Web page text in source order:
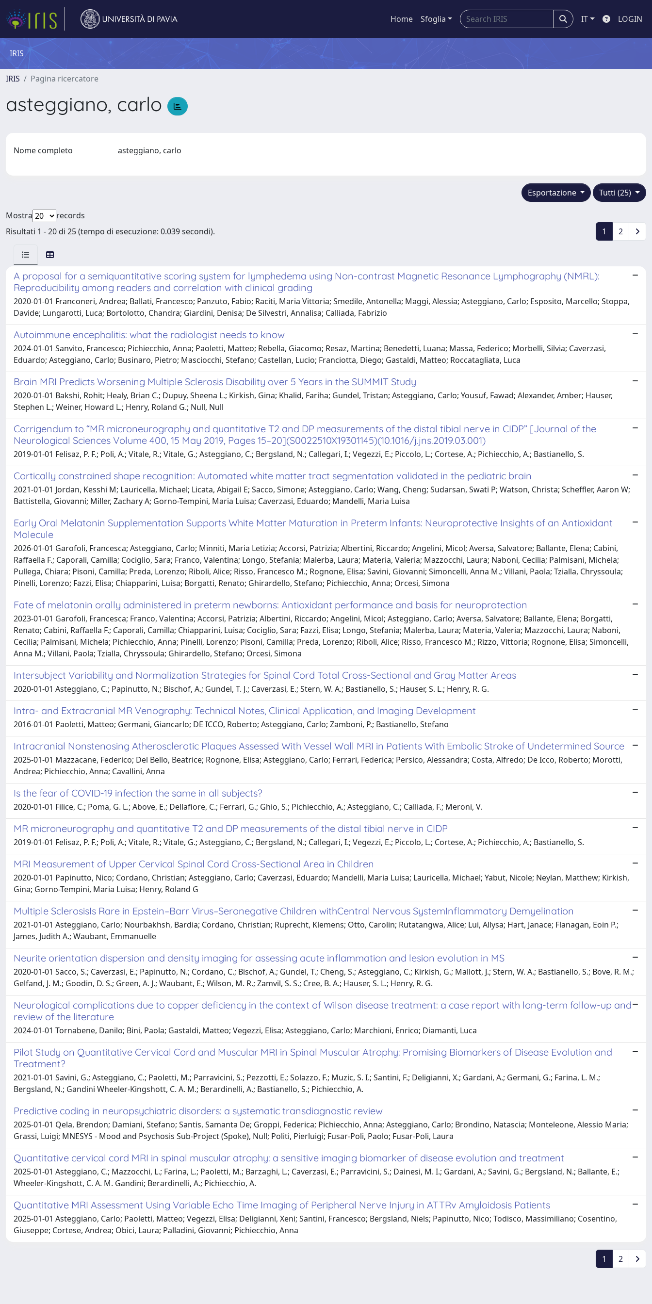
Home Sfoglia IT LOGIN
IRIS
IRIS Pagina ricercatore
asteggiano, carlo
Nome completo asteggiano, carlo
Tutti (25)
Esportazione
Mostra
records
Risultati 1 - 20 di 25 (tempo di esecuzione: 0.039 secondi).
1 2
A proposal for a semiquantitative scoring system for lymphedema using Non-contrast Magnetic Resonance Lymphography (NMRL):
Reproducibility among readers and correlation with clinical grading
2020-01-01 Franconeri, Andrea; Ballati, Francesco; Panzuto, Fabio; Raciti, Maria Vittoria; Smedile, Antonella; Maggi, Alessia; Asteggiano, Carlo; Esposito, Marcello; Stoppa,
Davide; Lungarotti, Luca; Bortolotto, Chandra; Giardini, Denisa; De Silvestri, Annalisa; Calliada, Fabrizio
Autoimmune encephalitis: what the radiologist needs to know
2024-01-01 Sanvito, Francesco; Pichiecchio, Anna; Paoletti, Matteo; Rebella, Giacomo; Resaz, Martina; Benedetti, Luana; Massa, Federico; Morbelli, Silvia; Caverzasi,
Eduardo; Asteggiano, Carlo; Businaro, Pietro; Masciocchi, Stefano; Castellan, Lucio; Franciotta, Diego; Gastaldi, Matteo; Roccatagliata, Luca
Brain MRI Predicts Worsening Multiple Sclerosis Disability over 5 Years in the SUMMIT Study
2020-01-01 Bakshi, Rohit; Healy, Brian C.; Dupuy, Sheena L.; Kirkish, Gina; Khalid, Fariha; Gundel, Tristan; Asteggiano, Carlo; Yousuf, Fawad; Alexander, Amber; Hauser,
Stephen L.; Weiner, Howard L.; Henry, Roland G.; Null, Null
Corrigendum to “MR microneurography and quantitative T2 and DP measurements of the distal tibial nerve in CIDP” [Journal of the
Neurological Sciences Volume 400, 15 May 2019, Pages 15–20](S0022510X19301145)(10.1016/j.jns.2019.03.001)
2019-01-01 Felisaz, P. F.; Poli, A.; Vitale, R.; Vitale, G.; Asteggiano, C.; Bergsland, N.; Callegari, I.; Vegezzi, E.; Piccolo, L.; Cortese, A.; Pichiecchio, A.; Bastianello, S.
Cortically constrained shape recognition: Automated white matter tract segmentation validated in the pediatric brain
2021-01-01 Jordan, Kesshi M; Lauricella, Michael; Licata, Abigail E; Sacco, Simone; Asteggiano, Carlo; Wang, Cheng; Sudarsan, Swati P; Watson, Christa; Scheffler, Aaron W;
Battistella, Giovanni; Miller, Zachary A; Gorno-Tempini, Maria Luisa; Caverzasi, Eduardo; Mandelli, Maria Luisa
Early Oral Melatonin Supplementation Supports White Matter Maturation in Preterm Infants: Neuroprotective Insights of an Antioxidant
Molecule
2026-01-01 Garofoli, Francesca; Asteggiano, Carlo; Minniti, Maria Letizia; Accorsi, Patrizia; Albertini, Riccardo; Angelini, Micol; Aversa, Salvatore; Ballante, Elena; Cabini,
Raffaella F.; Caporali, Camilla; Cociglio, Sara; Franco, Valentina; Longo, Stefania; Malerba, Laura; Materia, Valeria; Mazzocchi, Laura; Naboni, Cecilia; Palmisani, Michela;
Pullega, Chiara; Pisoni, Camilla; Preda, Lorenzo; Riboli, Alice; Risso, Francesco M.; Rognone, Elisa; Savini, Giovanni; Simoncelli, Anna M.; Villani, Paola; Tzialla, Chryssoula;
Pinelli, Lorenzo; Fazzi, Elisa; Chiapparini, Luisa; Borgatti, Renato; Ghirardello, Stefano; Pichiecchio, Anna; Orcesi, Simona
Fate of melatonin orally administered in preterm newborns: Antioxidant performance and basis for neuroprotection
2023-01-01 Garofoli, Francesca; Franco, Valentina; Accorsi, Patrizia; Albertini, Riccardo; Angelini, Micol; Asteggiano, Carlo; Aversa, Salvatore; Ballante, Elena; Borgatti,
Renato; Cabini, Raffaella F.; Caporali, Camilla; Chiapparini, Luisa; Cociglio, Sara; Fazzi, Elisa; Longo, Stefania; Malerba, Laura; Materia, Valeria; Mazzocchi, Laura; Naboni,
Cecilia; Palmisani, Michela; Pichiecchio, Anna; Pinelli, Lorenzo; Pisoni, Camilla; Preda, Lorenzo; Riboli, Alice; Risso, Francesco M.; Rizzo, Vittoria; Rognone, Elisa; Simoncelli,
Anna M.; Villani, Paola; Tzialla, Chryssoula; Ghirardello, Stefano; Orcesi, Simona
Intersubject Variability and Normalization Strategies for Spinal Cord Total Cross-Sectional and Gray Matter Areas
2020-01-01 Asteggiano, C.; Papinutto, N.; Bischof, A.; Gundel, T. J.; Caverzasi, E.; Stern, W. A.; Bastianello, S.; Hauser, S. L.; Henry, R. G.
Intra- and Extracranial MR Venography: Technical Notes, Clinical Application, and Imaging Development
2016-01-01 Paoletti, Matteo; Germani, Giancarlo; DE ICCO, Roberto; Asteggiano, Carlo; Zamboni, P.; Bastianello, Stefano
Intracranial Nonstenosing Atherosclerotic Plaques Assessed With Vessel Wall MRI in Patients With Embolic Stroke of Undetermined Source
2025-01-01 Mazzacane, Federico; Del Bello, Beatrice; Rognone, Elisa; Asteggiano, Carlo; Ferrari, Federica; Persico, Alessandra; Costa, Alfredo; De Icco, Roberto; Morotti,
Andrea; Pichiecchio, Anna; Cavallini, Anna
Is the fear of COVID-19 infection the same in all subjects?
2020-01-01 Filice, C.; Poma, G. L.; Above, E.; Dellafiore, C.; Ferrari, G.; Ghio, S.; Pichiecchio, A.; Asteggiano, C.; Calliada, F.; Meroni, V.
MR microneurography and quantitative T2 and DP measurements of the distal tibial nerve in CIDP
2019-01-01 Felisaz, P. F.; Poli, A.; Vitale, R.; Vitale, G.; Asteggiano, C.; Bergsland, N.; Callegari, I.; Vegezzi, E.; Piccolo, L.; Cortese, A.; Pichiecchio, A.; Bastianello, S.
MRI Measurement of Upper Cervical Spinal Cord Cross-Sectional Area in Children
2020-01-01 Papinutto, Nico; Cordano, Christian; Asteggiano, Carlo; Caverzasi, Eduardo; Mandelli, Maria Luisa; Lauricella, Michael; Yabut, Nicole; Neylan, Matthew; Kirkish,
Gina; Gorno-Tempini, Maria Luisa; Henry, Roland G
Multiple SclerosisIs Rare in Epstein–Barr Virus–Seronegative Children withCentral Nervous SystemInflammatory Demyelination
2021-01-01 Asteggiano, Carlo; Nourbakhsh, Bardia; Cordano, Christian; Ruprecht, Klemens; Otto, Carolin; Rutatangwa, Alice; Lui, Allysa; Hart, Janace; Flanagan, Eoin P.;
James, Judith A.; Waubant, Emmanuelle
Neurite orientation dispersion and density imaging for assessing acute inflammation and lesion evolution in MS
2020-01-01 Sacco, S.; Caverzasi, E.; Papinutto, N.; Cordano, C.; Bischof, A.; Gundel, T.; Cheng, S.; Asteggiano, C.; Kirkish, G.; Mallott, J.; Stern, W. A.; Bastianello, S.; Bove, R. M.;
Gelfand, J. M.; Goodin, D. S.; Green, A. J.; Waubant, E.; Wilson, M. R.; Zamvil, S. S.; Cree, B. A.; Hauser, S. L.; Henry, R. G.
Neurological complications due to copper deficiency in the context of Wilson disease treatment: a case report with long-term follow-up and
review of the literature
2024-01-01 Tornabene, Danilo; Bini, Paola; Gastaldi, Matteo; Vegezzi, Elisa; Asteggiano, Carlo; Marchioni, Enrico; Diamanti, Luca
Pilot Study on Quantitative Cervical Cord and Muscular MRI in Spinal Muscular Atrophy: Promising Biomarkers of Disease Evolution and
Treatment?
2021-01-01 Savini, G.; Asteggiano, C.; Paoletti, M.; Parravicini, S.; Pezzotti, E.; Solazzo, F.; Muzic, S. I.; Santini, F.; Deligianni, X.; Gardani, A.; Germani, G.; Farina, L. M.;
Bergsland, N.; Gandini Wheeler-Kingshott, C. A. M.; Berardinelli, A.; Bastianello, S.; Pichiecchio, A.
Predictive coding in neuropsychiatric disorders: a systematic transdiagnostic review
2025-01-01 Qela, Brendon; Damiani, Stefano; Santis, Samanta De; Groppi, Federica; Pichiecchio, Anna; Asteggiano, Carlo; Brondino, Natascia; Monteleone, Alessio Maria;
Grassi, Luigi; MNESYS - Mood and Psychosis Sub-Project (Spoke), Null; Politi, Pierluigi; Fusar-Poli, Paolo; Fusar-Poli, Laura
Quantitative cervical cord MRI in spinal muscular atrophy: a sensitive imaging biomarker of disease evolution and treatment
2025-01-01 Asteggiano, C.; Mazzocchi, L.; Farina, L.; Paoletti, M.; Barzaghi, L.; Caverzasi, E.; Parravicini, S.; Dainesi, M. I.; Gardani, A.; Savini, G.; Bergsland, N.; Ballante, E.;
Wheeler-Kingshott, C. A. M. Gandini; Berardinelli, A.; Pichiecchio, A.
Quantitative MRI Assessment Using Variable Echo Time Imaging of Peripheral Nerve Injury in ATTRv Amyloidosis Patients
2025-01-01 Asteggiano, Carlo; Paoletti, Matteo; Vegezzi, Elisa; Deligianni, Xeni; Santini, Francesco; Bergsland, Niels; Papinutto, Nico; Todisco, Massimiliano; Cosentino,
Giuseppe; Cortese, Andrea; Obici, Laura; Palladini, Giovanni; Pichiecchio, Anna
1 2